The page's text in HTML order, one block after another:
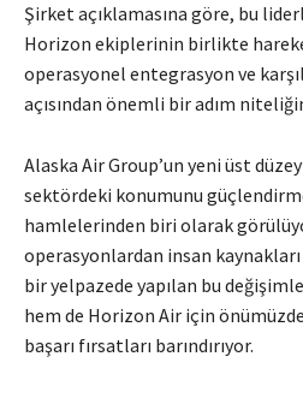
Şirket açıklamasına göre, bu
Horizon ekiplerinin birlikte
operasyonel entegrasyon ve
açısından önemli bir adım
Alaska Air Group’un yeni üst
sektördeki konumunu
hamlelerinden biri olarak
operasyonlardan insan
bir yelpazede yapılan bu
hem de Horizon Air için
başarı fırsatları barındırıyor.